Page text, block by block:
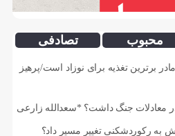
محبوب تصادفی
برترین تغذیه برای نوزاد است/پرهیز
به رکوردشکنی تغییر مسیر داد؟